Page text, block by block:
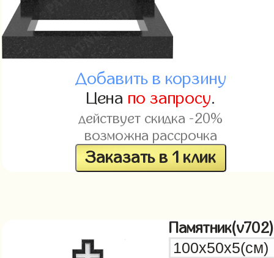
Добавить в корзину
Цена по запросу.
действует скидка -20%
возможна рассрочка
Заказать в 1 клик
Памятник(v702)